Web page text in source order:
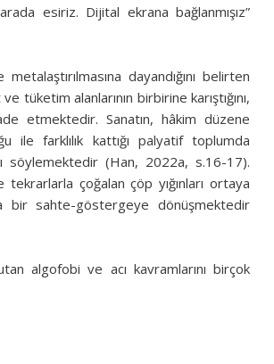
esiriz. Dijital ekrana bağlanmışız”
dayandığını belirten
alanlarının birbirine karıştığını,
etmektedir. Sanatın, hâkim düzene
ile farklılık kattığı palyatif toplumda
söylemektedir (Han, 2022a, s.16-17).
çoğalan çöp yığınları ortaya
bir sahte-göstergeye dönüşmektedir
algofobi ve acı kavramlarını birçok